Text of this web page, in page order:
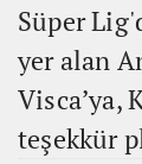
Süper
yer alan
Visca’ya,
teşekkür